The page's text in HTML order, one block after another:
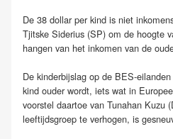
De 38 dollar per kind is niet
Tjitske Siderius (SP) om de hoogte
hangen van het inkomen van de
De kinderbijslag op de BES-
kind ouder wordt, iets wat in
voorstel daartoe van Tunahan Kuzu
leeftijdsgroep te verhogen, is